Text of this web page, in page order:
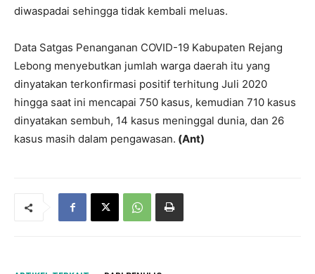
diwaspadai sehingga tidak kembali meluas.
Data Satgas Penanganan COVID-19 Kabupaten Rejang
Lebong menyebutkan jumlah warga daerah itu yang
dinyatakan terkonfirmasi positif terhitung Juli 2020
hingga saat ini mencapai 750 kasus, kemudian 710 kasus
dinyatakan sembuh, 14 kasus meninggal dunia, dan 26
kasus masih dalam pengawasan. (Ant)